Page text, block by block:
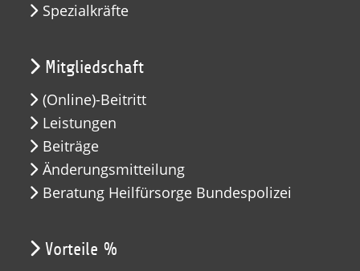
Spezialkräfte
Mitgliedschaft
(Online)-Beitritt
Leistungen
Beiträge
Änderungsmitteilung
Beratung Heilfürsorge Bundespolizei
Vorteile %